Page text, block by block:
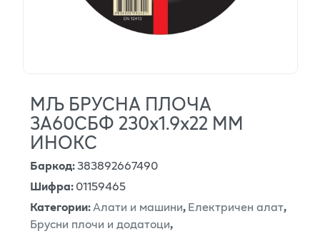
МЉ БРУСНА ПЛОЧА
3А60СБФ 230х1.9х22 ММ
ИНОКС
Баркод:383892667490
Шифра:01159465
Категории:Алати и машини,Електричен алат,
Брусни плочи и додатоци,